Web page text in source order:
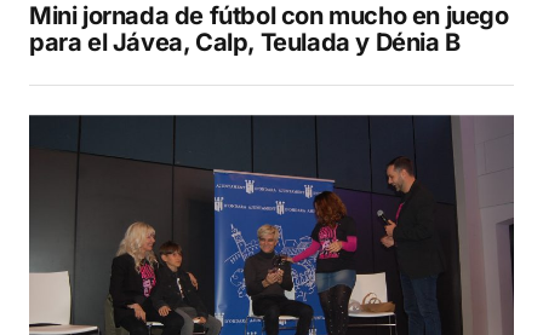
Mini jornada de fútbol con mucho en juego
para el Jávea, Calp, Teulada y Dénia B